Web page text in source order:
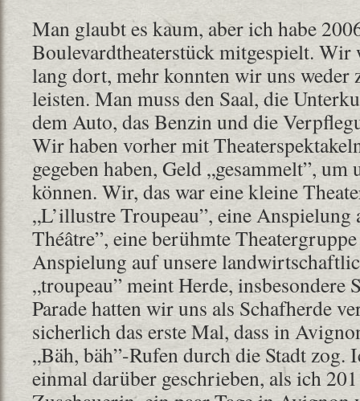
Man glaubt es kaum, aber ich habe
Boulevardtheaterstück mitgespielt. Wir
lang dort, mehr konnten wir uns
leisten. Man muss den Saal, die
dem Auto, das Benzin und die
Wir haben vorher mit
gegeben haben, Geld „gesammelt”,
können. Wir, das war eine kleine
„L’illustre Troupeau”, eine Anspielung
Théâtre”, eine berühmte
Anspielung auf unsere
„troupeau” meint Herde, insbesondere
Parade hatten wir uns als Schafherde
sicherlich das erste Mal, dass in
„Bäh, bäh”-Rufen durch die Stadt zog.
einmal darüber geschrieben, als ich